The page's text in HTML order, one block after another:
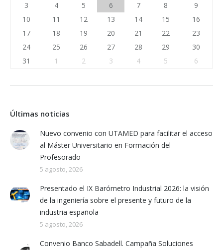
3
4 5 6 7 8
9
10
11 12 13 14 15
16
17
18 19 20 21 22
23
24
25 26 27 28 29
30
31
1 2 3 4 5 6
Últimas noticias
Nuevo convenio con UTAMED para facilitar el acceso
al Máster Universitario en Formación del
Profesorado
5 agosto, 2026
Presentado el IX Barómetro Industrial 2026: la visión
de la ingeniería sobre el presente y futuro de la
industria española
5 agosto, 2026
Convenio Banco Sabadell. Campaña Soluciones